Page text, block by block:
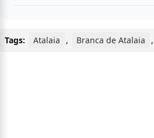
Tags: Atalaia , Branca de Atalaia ,